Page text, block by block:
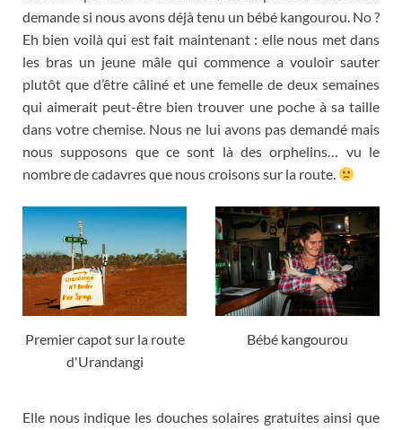
demande si nous avons déjà tenu un bébé kangourou. No ?
Eh bien voilà qui est fait maintenant: elle nous met dans
les bras un jeune mâle qui commence a vouloir sauter
plutôt que d’être câliné et une femelle de deux semaines
qui aimerait peut-être bien trouver une poche à sa taille
dans votre chemise. Nous ne lui avons pas demandé mais
nous supposons que ce sont là des orphelins… vu le
nombre de cadavres que nous croisons sur la route.
Premier capot sur la route
d'Urandangi
Bébé kangourou
Elle nous indique les douches solaires gratuites ainsi que